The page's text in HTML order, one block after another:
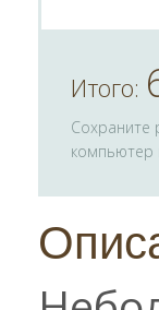
Итого:
Сохраните
компьютер